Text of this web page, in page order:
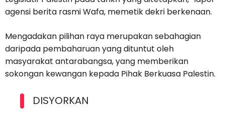
agensi berita rasmi Wafa, memetik dekri berkenaan.
Mengadakan pilihan raya merupakan sebahagian
daripada pembaharuan yang dituntut oleh
masyarakat antarabangsa, yang memberikan
sokongan kewangan kepada Pihak Berkuasa Palestin.
DISYORKAN